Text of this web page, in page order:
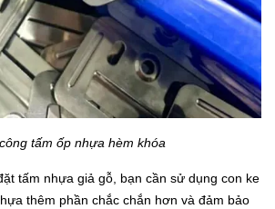
tấm ốp nhựa hèm khóa
tấm nhựa giả gỗ, bạn cần sử dụng con ke
thêm phần chắc chắn hơn và đảm bảo